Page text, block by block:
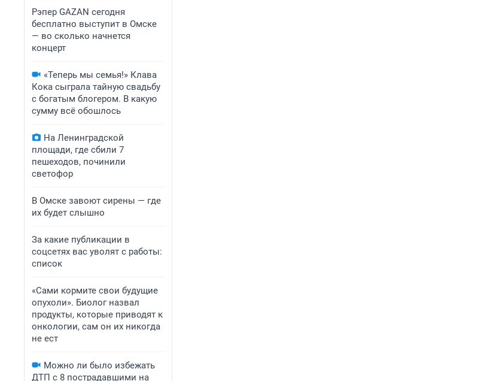
Рэпер GAZAN сегодня
бесплатно выступит в Омске
— во сколько начнется
концерт
«Теперь мы семья!» Клава
Кока сыграла тайную свадьбу
с богатым блогером. В какую
сумму всё обошлось
На Ленинградской
площади, где сбили 7
пешеходов, починили
светофор
В Омске завоют сирены — где
их будет слышно
За какие публикации в
соцсетях вас уволят с работы:
список
«Сами кормите свои будущие
опухоли». Биолог назвал
продукты, которые приводят к
онкологии, сам он их никогда
не ест
Можно ли было избежать
ДТП с 8 пострадавшими на